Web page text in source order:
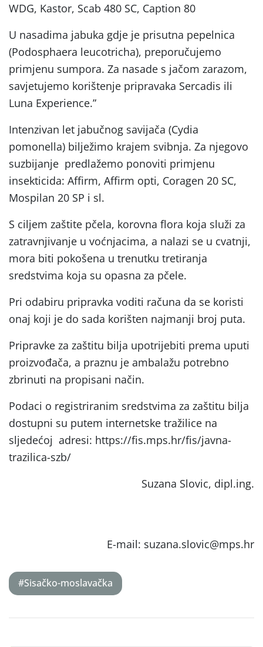
WDG, Kastor, Scab 480 SC, Caption 80
U nasadima jabuka gdje je prisutna pepelnica
(Podosphaera leucotricha), preporučujemo
primjenu sumpora. Za nasade s jačom zarazom,
savjetujemo korištenje pripravaka Sercadis ili
Luna Experience.”
Intenzivan let jabučnog savijača (Cydia
pomonella) bilježimo krajem svibnja. Za njegovo
suzbijanje predlažemo ponoviti primjenu
insekticida: Affirm, Affirm opti, Coragen 20 SC,
Mospilan 20 SP i sl.
S ciljem zaštite pčela, korovna flora koja služi za
zatravnjivanje u voćnjacima, a nalazi se u cvatnji,
mora biti pokošena u trenutku tretiranja
sredstvima koja su opasna za pčele.
Pri odabiru pripravka voditi računa da se koristi
onaj koji je do sada korišten najmanji broj puta.
Pripravke za zaštitu bilja upotrijebiti prema uputi
proizvođača, a praznu je ambalažu potrebno
zbrinuti na propisani način.
Podaci o registriranim sredstvima za zaštitu bilja
dostupni su putem internetske tražilice na
sljedećoj adresi: https://fis.mps.hr/fis/javna-
trazilica-szb/
Suzana Slovic, dipl.ing.
E-mail: suzana.slovic@mps.hr
#Sisačko-moslavačka